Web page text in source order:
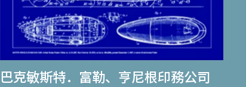
巴克敏斯特．富勒、 亨尼根印務公司